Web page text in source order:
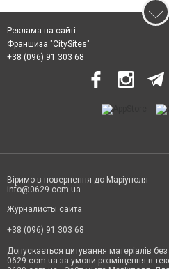
Реклама на сайті
Франшиза "CitySites"
+38 (096) 91 303 68
Віримо в повернення до Маріуполя
info@0629.com.ua
Журналисты сайта
+38 (096) 91 303 68
Допускається цитування матеріалів
0629.com.ua за умови розміщення в